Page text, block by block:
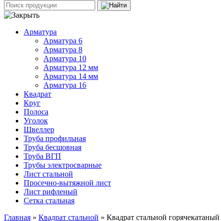
Арматура
Арматура 6
Арматура 8
Арматура 10
Арматура 12 мм
Арматура 14 мм
Арматура 16
Квадрат
Круг
Полоса
Уголок
Швеллер
Труба профильная
Труба бесшовная
Труба ВГП
Трубы электросварные
Лист стальной
Просечно-вытяжной лист
Лист рифленый
Сетка стальная
Главная » Квадрат стальной » Квадрат стальной